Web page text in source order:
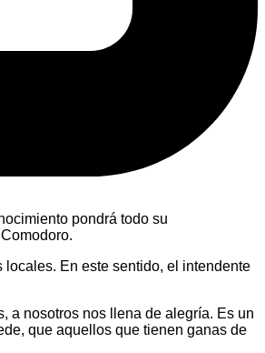
pondrá todo su
En este sentido, el intendente
a nosotros nos llena de alegría. Es un
que aquellos que tienen ganas de